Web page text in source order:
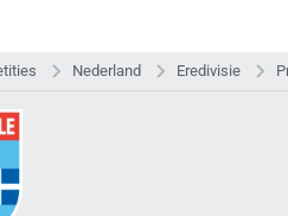
Nederland Eredivisie